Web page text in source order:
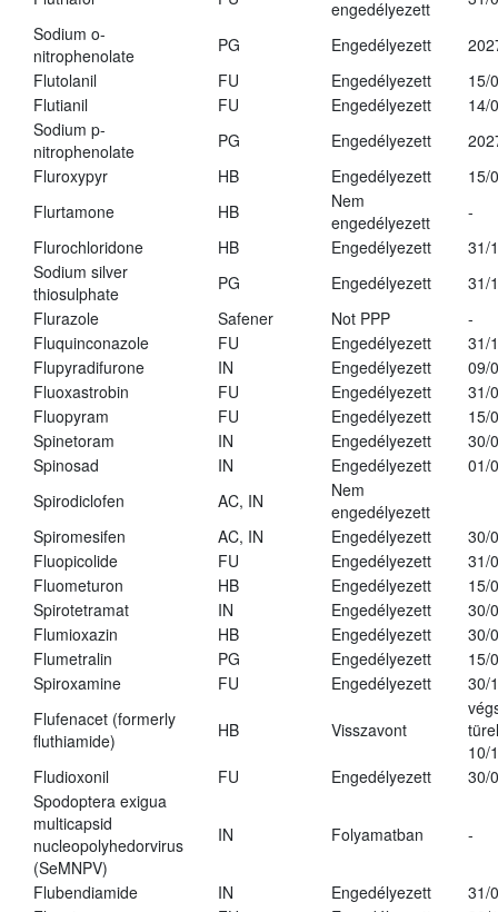
engedélyezett
Sodium o-
nitrophenolate
PG Engedélyezett
Flutolanil
FU Engedélyezett
15/
Flutianil
FU Engedélyezett
14/
Sodium p-
nitrophenolate
PG Engedélyezett
Fluroxypyr
HB Engedélyezett
15/
Flurtamone
HB
Nem
engedélyezett
-
Flurochloridone
HB Engedélyezett
31/
Sodium silver
thiosulphate
PG Engedélyezett
31/
Flurazole
Safener Not PPP
-
Fluquinconazole
FU Engedélyezett
31/
Flupyradifurone
IN Engedélyezett
09/
Fluoxastrobin
FU Engedélyezett
31/
Fluopyram
FU Engedélyezett
15/
Spinetoram
IN Engedélyezett
30/
Spinosad
IN Engedélyezett
01/
Spirodiclofen
AC, IN
Nem
engedélyezett
Spiromesifen
AC, IN Engedélyezett
30/
Fluopicolide
FU Engedélyezett
31/
Fluometuron
HB Engedélyezett
15/
Spirotetramat
IN Engedélyezett
30/
Flumioxazin
HB Engedélyezett
30/
Flumetralin
PG Engedélyezett
15/
Spiroxamine
FU Engedélyezett
30/
Flufenacet (formerly
fluthiamide)
HB Visszavont
10/
Fludioxonil
FU Engedélyezett
30/
Spodoptera exigua
multicapsid
nucleopolyhedorvirus
(SeMNPV)
IN Folyamatban -
Flubendiamide IN Engedélyezett
31/